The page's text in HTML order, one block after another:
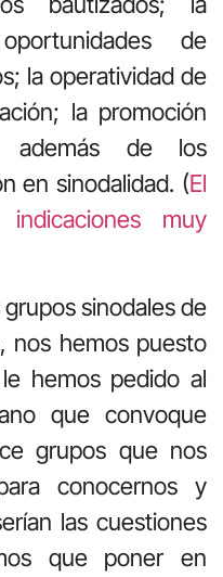
de
la operatividad de
la promoción
además de los
en sinodalidad. (El
muy
sinodales de
nos hemos puesto
hemos pedido al
que convoque
grupos que nos
conocernos y
las cuestiones
que poner en